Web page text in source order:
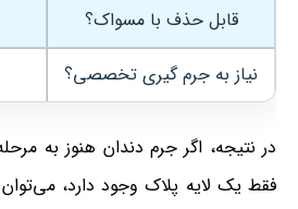
قابل حذف با مسواک؟
نیاز به جرم گیری تخصصی؟
در نتیجه، اگر جرم دندان هنوز به
فقط یک لایه پلاک وجود دارد،